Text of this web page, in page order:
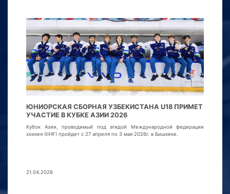
ЮНИОРСКАЯ СБОРНАЯ УЗБЕКИСТАНА U18 ПРИМЕТ
УЧАСТИЕ В КУБКЕ АЗИИ 2026
Кубок Азии, проводимый под эгидой Международной федерации
хоккея (IIHF) пройдет с 27 апреля по 3 мая 2026г. в Бишкеке.
21.04.2026